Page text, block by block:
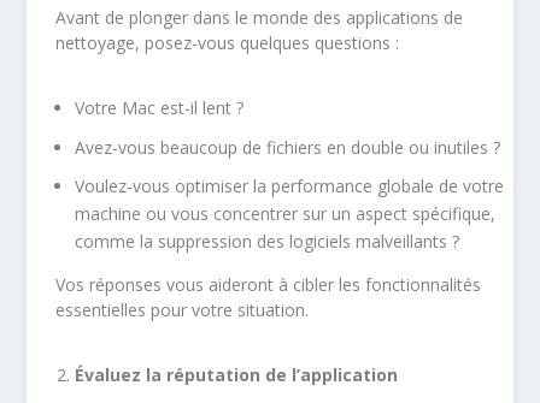
Avant de plonger dans le monde des applications de
nettoyage, posez-vous quelques questions :
Votre Mac est-il lent ?
Avez-vous beaucoup de fichiers en double ou inutiles ?
Voulez-vous optimiser la performance globale de votre
machine ou vous concentrer sur un aspect spécifique,
comme la suppression des logiciels malveillants ?
Vos réponses vous aideront à cibler les fonctionnalités
essentielles pour votre situation.
Évaluez la réputation de l’application